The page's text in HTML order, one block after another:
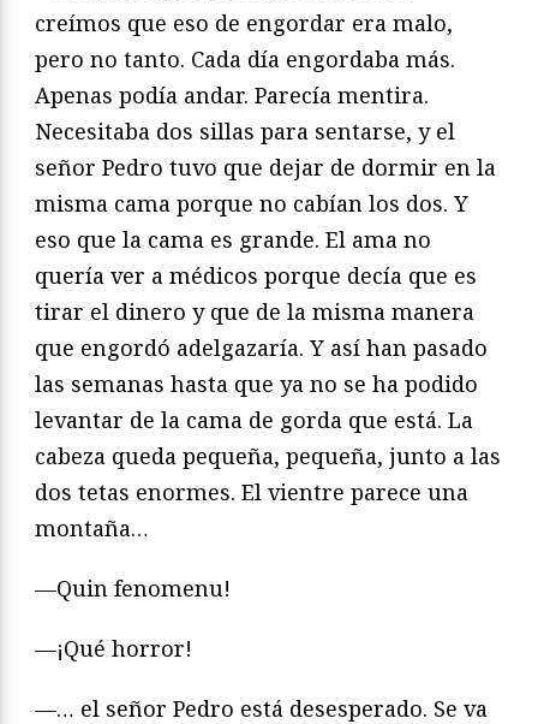
creímos que eso de engordar era malo,
pero no tanto. Cada día engordaba más.
Apenas podía andar. Parecía mentira.
Necesitaba dos sillas para sentarse, y el
señor Pedro tuvo que dejar de dormir en la
misma cama porque no cabían los dos. Y
eso que la cama es grande. El ama no
quería ver a médicos porque decía que es
tirar el dinero y que de la misma manera
que engordó adelgazaría. Y así han pasado
las semanas hasta que ya no se ha podido
levantar de la cama de gorda que está. La
cabeza queda pequeña, pequeña, junto a las
dos tetas enormes. El vientre parece una
montaña…
—Quin fenomenu!
—¡Qué horror!
—… el señor Pedro está desesperado. Se va